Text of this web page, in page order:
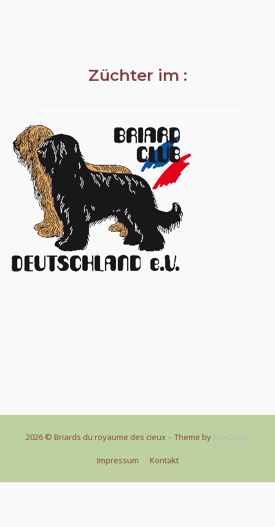
Züchter im :
2026 © Briards du royaume des cieux Theme by SiteOrigin
Impressum Kontakt